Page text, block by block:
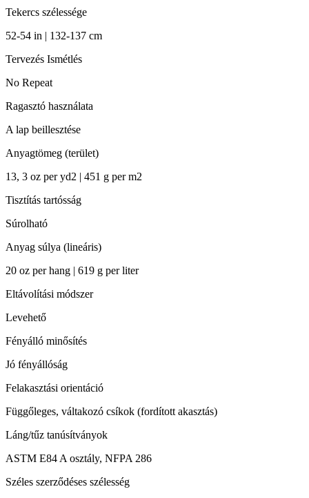
Tekercs szélessége
52-54 in | 132-137 cm
Tervezés Ismétlés
No Repeat
Ragasztó használata
A lap beillesztése
Anyagtömeg (terület)
13, 3 oz per yd2 | 451 g per m2
Tisztítás tartósság
Súrolható
Anyag súlya (lineáris)
20 oz per hang | 619 g per liter
Eltávolítási módszer
Levehető
Fényálló minősítés
Jó fényállóság
Felakasztási orientáció
Függőleges, váltakozó csíkok (fordított akasztás)
Láng/tűz tanúsítványok
ASTM E84 A osztály, NFPA 286
Széles szerződéses szélesség